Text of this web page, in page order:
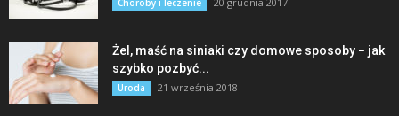
Żel, maść na siniaki czy domowe sposoby − jak
szybko pozbyć...
Uroda 21 września 2018